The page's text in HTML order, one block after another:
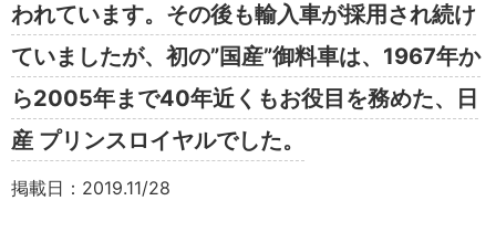
われています。その後も輸入車が採用され続け
ていましたが、初の”国産”御料車は、1967年か
ら2005年まで40年近くもお役目を務めた、日
産 プリンスロイヤルでした。
掲載日：2019.11/28